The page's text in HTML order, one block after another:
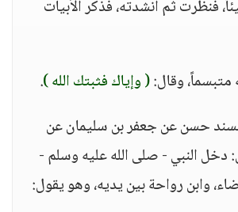
فنظرت ثم أنشدته، فذكر الأبيات
وقال:( وإياك فثبتك الله ).
حسن عن جعفر بن سليمان عن
دخل النبي - صلى الله عليه وسلم -
وابن رواحة بين يديه، وهو يقول: